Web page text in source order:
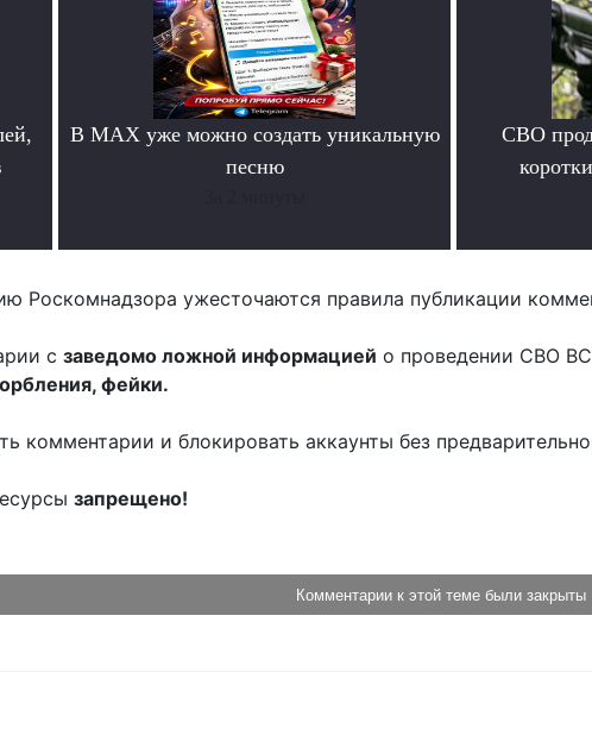
В MAX уже можно создать уникальную
песню
СВО
Роскомнадзора ужесточаются правила публикации
с заведомо ложной информацией о проведении СВО
фейки.
комментарии и блокировать аккаунты без
запрещено!
Комментарии к этой теме были закрыты